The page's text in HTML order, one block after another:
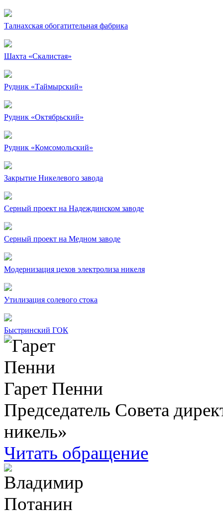
Талнахская обогатительная фабрика
Шахта «Скалистая»
Рудник «Таймырский»
Рудник «Октябрьский»
Рудник «Комсомольский»
Закрытие Никелевого завода
Серный проект на Надеждинском заводе
Серный проект на Медном заводе
Модернизация цехов электролиза никеля
Утилизация солевого стока
Быстринский ГОК
Гарет Пенни
Председатель Совета
никель»
Читать обращение